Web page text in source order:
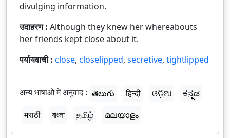
divulging information.
उदाहरण : Although they knew her whereabouts
her friends kept close about it.
पर्यायवाची : close, closelipped, secretive, tightlipped
अन्य भाषाओं में अनुवाद : తెలుగు हिन्दी ଓଡ଼ିଆ
ಕನ್ನಡ
मराठी
বাংলা தமிழ் മലയാളം